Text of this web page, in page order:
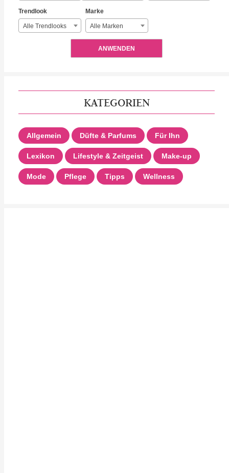
Trendlook
Alle Trendlooks
Marke
Alle Marken
ANWENDEN
KATEGORIEN
Allgemein Düfte & Parfums Für Ihn
Lexikon Lifestyle & Zeitgeist Make-up
Mode Pflege Tipps Wellness